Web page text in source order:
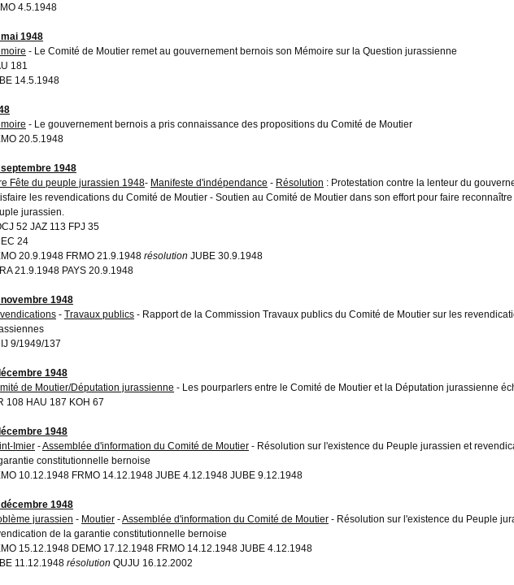
4.5.1948
1948
- Le Comité de Moutier remet au gouvernement bernois son Mémoire sur la Question jurassienne
181
14.5.1948
- Le gouvernement bernois a pris connaissance des propositions du Comité de Moutier
20.5.1948
1948
Fête du peuple jurassien 1948- Manifeste d'indépendance - Résolution : Protestation contre la lenteur du
les revendications du Comité de Moutier - Soutien au Comité de Moutier dans son effort pour faire reconnaître
jurassien.
52 JAZ 113 FPJ 35
24
20.9.1948 FRMO 21.9.1948 résolution JUBE 30.9.1948
21.9.1948 PAYS 20.9.1948
1948
- Travaux publics - Rapport de la Commission Travaux publics du Comité de Moutier sur les
9/1949/137
1948
de Moutier/Députation jurassienne - Les pourparlers entre le Comité de Moutier et la Députation jurassienne
108 HAU 187 KOH 67
1948
Imier -Assemblée d'information du Comité de Moutier - Résolution sur l'existence du Peuple jurassien et
constitutionnelle bernoise
10.12.1948 FRMO 14.12.1948 JUBE 4.12.1948 JUBE 9.12.1948
1948
jurassien - Moutier -Assemblée d'information du Comité de Moutier - Résolution sur l'existence du Peuple
de la garantie constitutionnelle bernoise
15.12.1948 DEMO 17.12.1948 FRMO 14.12.1948 JUBE 4.12.1948
11.12.1948 résolution QUJU 16.12.2002